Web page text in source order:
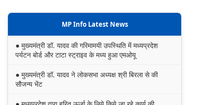
MP Info Latest News
● मुख्यमंत्री डॉ. यादव की गरिमामयी उपस्थिति में मध्यप्रदेश
पर्यटन बोर्ड और टाटा स्ट्राइव के मध्य हुआ एमओयू
● मुख्यमंत्री डॉ. यादव ने लोकसभा अध्यक्ष श्री बिरला से की
सौजन्य भेंट